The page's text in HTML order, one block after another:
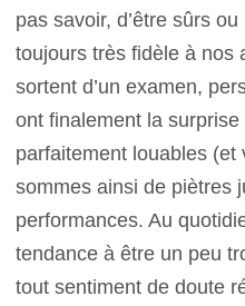
pas savoir, d’être sûrs
toujours très fidèle à nos
sortent d’un examen,
ont finalement la surprise
parfaitement louables (et
sommes ainsi de piètres
performances. Au
tendance à être un peu
tout sentiment de doute